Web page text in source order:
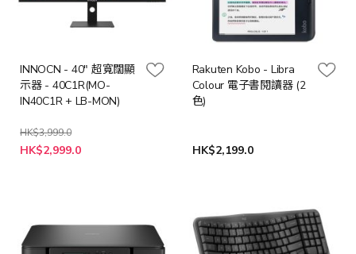
INNOCN - 40" 超寬闊顯
示器 - 40C1R(MO-
IN40C1R + LB-MON)
HK$3,999.0
特
殊
HK$2,999.0
Rakuten Kobo - Libra
Colour 電子書閱讀器 (2
色)
HK$2,199.0